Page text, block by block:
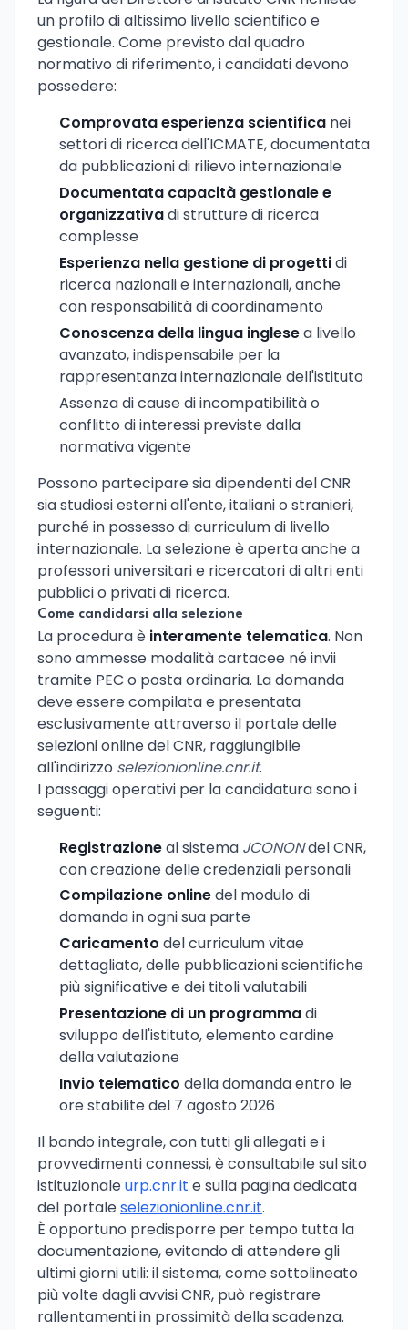
un profilo di altissimo livello scientifico e
gestionale. Come previsto dal quadro
normativo di riferimento, i candidati devono
possedere:
Comprovata esperienza scientifica nei
settori di ricerca dell'ICMATE, documentata
da pubblicazioni di rilievo internazionale
Documentata capacità gestionale e
organizzativadi strutture di ricerca
complesse
Esperienza nella gestione di progettidi
ricerca nazionali e internazionali, anche
con responsabilità di coordinamento
Conoscenza della lingua inglesea livello
avanzato, indispensabile per la
rappresentanza internazionale dell'istituto
Assenza di cause di incompatibilità o
conflitto di interessi previste dalla
normativa vigente
Possono partecipare sia dipendenti del CNR
sia studiosi esterni all'ente, italiani o stranieri,
purché in possesso di curriculum di livello
internazionale. La selezione è aperta anche a
professori universitari e ricercatori di altri enti
pubblici o privati di ricerca.
Come candidarsi alla selezione
La procedura è interamente telematica. Non
sono ammesse modalità cartacee né invii
tramite PEC o posta ordinaria. La domanda
deve essere compilata e presentata
esclusivamente attraverso il portale delle
selezioni online del CNR, raggiungibile
all'indirizzo selezionionline.cnr.it.
I passaggi operativi per la candidatura sono i
seguenti:
Registrazioneal sistema JCONONdel CNR,
con creazione delle credenziali personali
Compilazione onlinedel modulo di
domanda in ogni sua parte
Caricamento del curriculum vitae
dettagliato, delle pubblicazioni scientifiche
più significative e dei titoli valutabili
Presentazione di un programmadi
sviluppo dell'istituto, elemento cardine
della valutazione
Invio telematico della domanda entro le
ore stabilite del 7 agosto 2026
Il bando integrale, con tutti gli allegati e i
provvedimenti connessi, è consultabile sul sito
istituzionaleurp.cnr.it e sulla pagina dedicata
del portaleselezionionline.cnr.it.
È opportuno predisporre per tempo tutta la
documentazione, evitando di attendere gli
ultimi giorni utili: il sistema, come sottolineato
più volte dagli avvisi CNR, può registrare
rallentamenti in prossimità della scadenza.